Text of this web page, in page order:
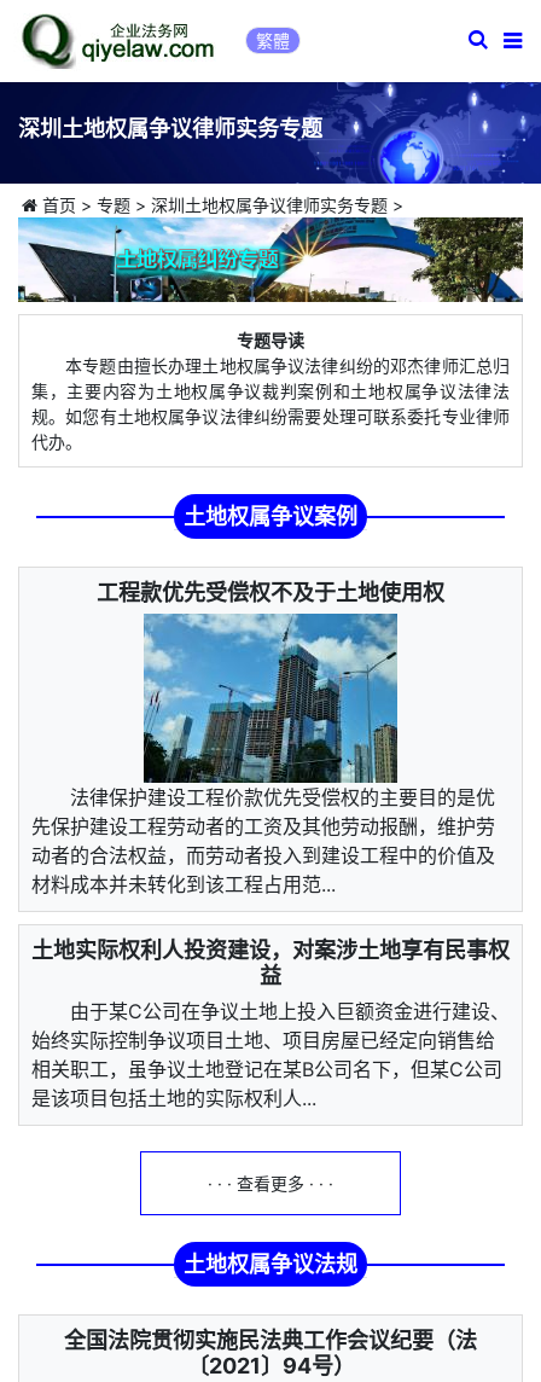
繁體
深圳土地权属争议律师实务专题
首页 > 专题> 深圳土地权属争议律师实务专题>
专题导读
本专题由擅长办理土地权属争议法律纠纷的邓杰律师汇总归
集，主要内容为土地权属争议裁判案例和土地权属争议法律法
规。如您有土地权属争议法律纠纷需要处理可联系委托专业律师
代办。
土地权属争议案例
工程款优先受偿权不及于土地使用权
法律保护建设工程价款优先受偿权的主要目的是优
先保护建设工程劳动者的工资及其他劳动报酬，维护劳
动者的合法权益，而劳动者投入到建设工程中的价值及
材料成本并未转化到该工程占用范...
土地实际权利人投资建设，对案涉土地享有民事权
益
由于某C公司在争议土地上投入巨额资金进行建设、
始终实际控制争议项目土地、项目房屋已经定向销售给
相关职工，虽争议土地登记在某B公司名下，但某C公司
是该项目包括土地的实际权利人...
· · · 查看更多 · · ·
土地权属争议法规
全国法院贯彻实施民法典工作会议纪要（法
〔2021〕94号）